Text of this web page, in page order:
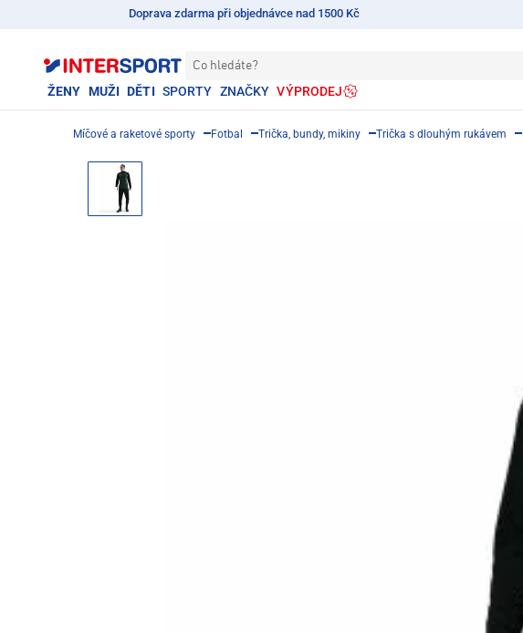
Doprava zdarma při objednávce nad 1500 Kč
Co hledáte?
ŽENY MUŽI DĚTI SPORTY ZNAČKY VÝPRODEJ
Míčové a raketové sporty Fotbal Trička, bundy, mikiny Trička s dlouhým rukávem